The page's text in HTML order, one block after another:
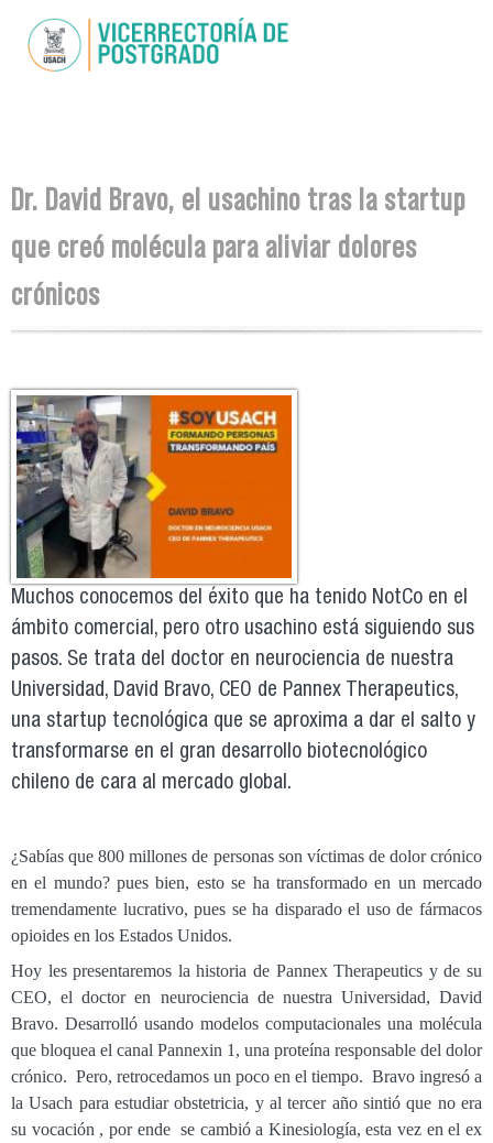
main
You are here
Dr. David Bravo, el usachino tras la startup
que creó molécula para aliviar dolores
crónicos
Muchos conocemos del éxito que ha tenido NotCo en el
ámbito comercial, pero otro usachino está siguiendo sus
pasos. Se trata del doctor en neurociencia de nuestra
Universidad, David Bravo, CEO de Pannex Therapeutics,
una startup tecnológica que se aproxima a dar el salto y
transformarse en el gran desarrollo biotecnológico
chileno de cara al mercado global.
¿Sabías que 800 millones de personas son víctimas de dolor crónico
en el mundo? pues bien, esto se ha transformado en un mercado
tremendamente lucrativo, pues se ha disparado el uso de fármacos
opioides en los Estados Unidos.
Hoy les presentaremos la historia de Pannex Therapeutics y de su
CEO, el doctor en neurociencia de nuestra Universidad, David
Bravo. Desarrolló usando modelos computacionales una molécula
que bloquea el canal Pannexin 1, una proteína responsable del dolor
crónico. Pero, retrocedamos un poco en el tiempo. Bravo ingresó a
la Usach para estudiar obstetricia, y al tercer año sintió que no era
su vocación , por ende se cambió a Kinesiología, esta vez en el ex